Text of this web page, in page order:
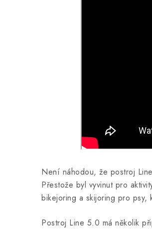
Není náhodou, že postroj
Přestože byl vyvinut pro
bikejoring a skijoring pro
Postroj Line 5.0 má několik